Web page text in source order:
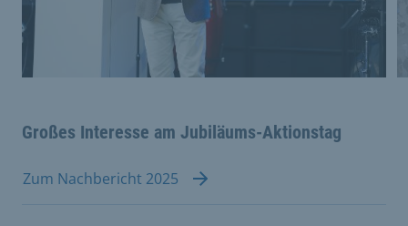
Großes Interesse am Jubiläums-Aktionstag
Zum Nachbericht 2025